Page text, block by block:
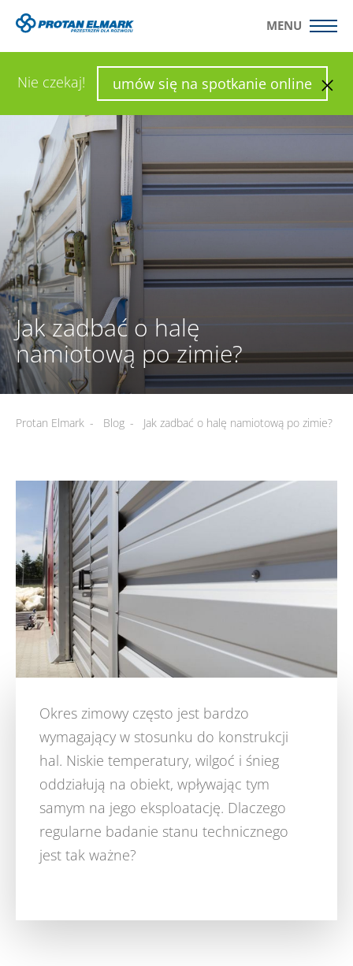
Nie czekaj! umów się na spotkanie online
MENU
WYŚLIJ ZAPYTANIE SKONFIGURUJ HALĘ
Jak zadbać o halę
namiotową po zimie?
Protan Elmark - Blog - Jak zadbać o halę namiotową po zimie?
Okres zimowy często jest bardzo
wymagający w stosunku do konstrukcji
hal. Niskie temperatury, wilgoć i śnieg
oddziałują na obiekt, wpływając tym
samym na jego eksploatację. Dlaczego
regularne badanie stanu technicznego
jest tak ważne?